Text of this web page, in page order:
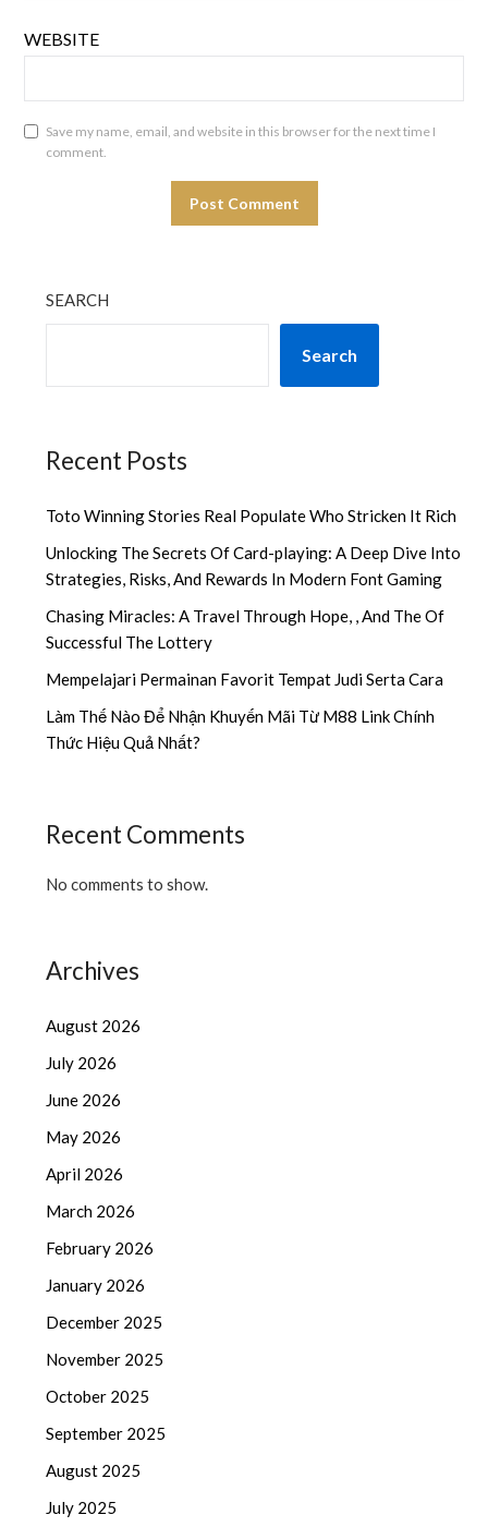
WEBSITE
Save my name, email, and website in this browser for the next time I
comment.
SEARCH
Search
Recent Posts
Toto Winning Stories Real Populate Who Stricken It Rich
Unlocking The Secrets Of Card-playing: A Deep Dive Into
Strategies, Risks, And Rewards In Modern Font Gaming
Chasing Miracles: A Travel Through Hope, , And The Of
Successful The Lottery
Mempelajari Permainan Favorit Tempat Judi Serta Cara
Làm Thế Nào Để Nhận Khuyến Mãi Từ M88 Link Chính
Thức Hiệu Quả Nhất?
Recent Comments
No comments to show.
Archives
August 2026
July 2026
June 2026
May 2026
April 2026
March 2026
February 2026
January 2026
December 2025
November 2025
October 2025
September 2025
August 2025
July 2025